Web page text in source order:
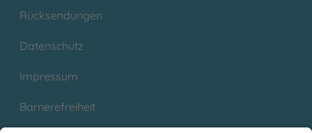
Rücksendungen
Datenschutz
Impressum
Barrierefreiheit